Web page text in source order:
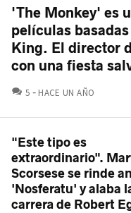
'The Monkey' es
películas
King. El director
con una fiesta
5 COMENTARIOS
HACE UN AÑO
"Este tipo es
extraordinario".
Scorsese se rinde
'Nosferatu' y alaba
carrera de Robert